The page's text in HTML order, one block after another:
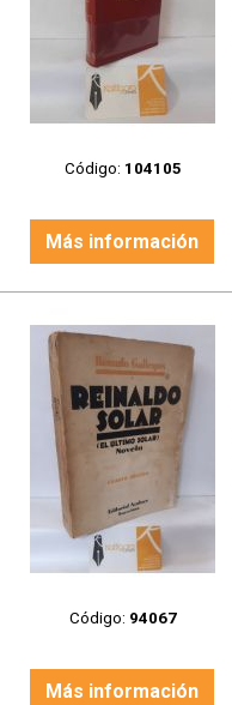
Código: 104105
Más información
Código: 94067
Más información